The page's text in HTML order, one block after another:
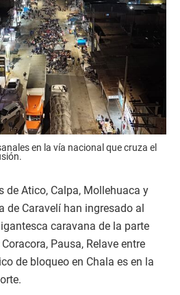
en la vía nacional que cruza el
de Atico, Calpa, Mollehuaca y
de Caravelí han ingresado al
caravana de la parte
Pausa, Relave entre
de bloqueo en Chala es en la